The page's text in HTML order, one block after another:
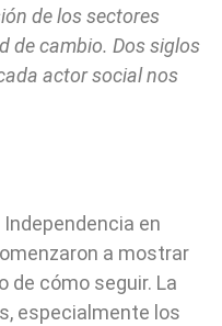
de los sectores
de cambio. Dos siglos
actor social nos
en
a mostrar
de cómo seguir. La
especialmente los